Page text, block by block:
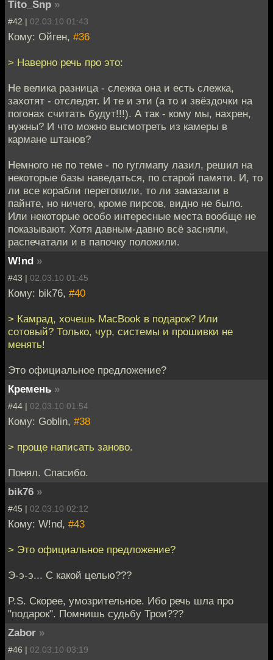
Tito_Snp »
#42 | 02.03.10 01:43
Кому: Ойген, #36
> Наверно речь про это:
Не велика разница - слежка она и есть слежка,
захотят - отследят. И те и эти (а то и звёздочки на
погонах считать будут!!!). А так - кому мы, нахрен,
нужны? И что можно высмотреть из камеры в
кармане штанов?
Немного не по теме - по гуглмапу лазил, решил на
некоторые базы наведаться, по старой памяти. И, то
ли все корабли перетопили, то ли замазали в
пайнте, но ничего, кроме пирсов, видно не было.
Или некоторые особо интересные места вообще не
показывают. Хотя давным-давно всё засняли,
распечатали и в папочку положили.
W!nd »
#43 | 02.03.10 01:45
Кому: bik76, #40
> Камрад, хочешь MacBook в подарок? Или
сотовый? Только, чур, системы и прошивки не
менять!
Это официальное предложение?
Кремень »
#44 | 02.03.10 01:54
Кому: Goblin, #38
> проще написать заново.
Понял. Спасибо.
bik76 »
#45 | 02.03.10 02:12
Кому: W!nd, #43
> Это официальное предложение?
Э-э-э... С какой целью???
P.S. Скорее, умозрительное. Ибо речь шла про
"подарок". Помнишь судьбу Трои???
Zabor »
#46 | 02.03.10 03:19